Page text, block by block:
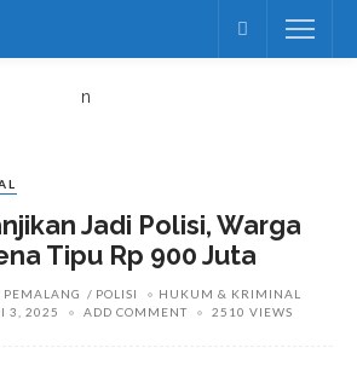
n
Jadi Polisi, Warga
Tipu Rp 900 Juta
PEMALANG POLISI
HUKUM & KRIMINAL
3, 2025 ADD COMMENT 2510 VIEWS